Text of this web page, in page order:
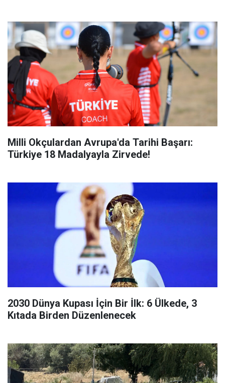
Milli Okçulardan Avrupa'da Tarihi Başarı:
Türkiye 18 Madalyayla Zirvede!
2030 Dünya Kupası İçin Bir İlk: 6 Ülkede, 3
Kıtada Birden Düzenlenecek